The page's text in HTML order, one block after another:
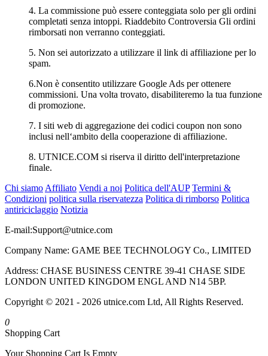
4. La commissione può essere conteggiata solo per gli ordini
completati senza intoppi. Riaddebito Controversia Gli ordini
rimborsati non verranno conteggiati.
5. Non sei autorizzato a utilizzare il link di affiliazione per lo
spam.
6.Non è consentito utilizzare Google Ads per ottenere
commissioni. Una volta trovato, disabiliteremo la tua funzione
di promozione.
7. I siti web di aggregazione dei codici coupon non sono
inclusi nell‘ambito della cooperazione di affiliazione.
8. UTNICE.COM si riserva il diritto dell'interpretazione
finale.
Chi siamo Affiliato Vendi a noi Politica dell'AUP Termini &
Condizioni politica sulla riservatezza Politica di rimborso Politica
antiriciclaggio Notizia
E-mail:Support@utnice.com
Company Name: GAME BEE TECHNOLOGY Co., LIMITED
Address: CHASE BUSINESS CENTRE 39-41 CHASE SIDE
LONDON UNITED KINGDOM ENGL AND N14 5BP.
Copyright © 2021 - 2026 utnice.com Ltd, All Rights Reserved.
0
Shopping Cart
Your Shopping Cart Is Empty